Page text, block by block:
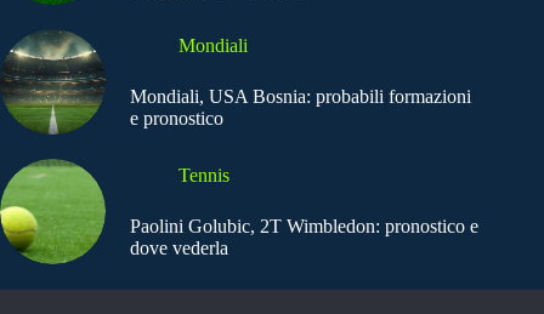
Mondiali
Mondiali, USA Bosnia: probabili formazioni
e pronostico
Tennis
Paolini Golubic, 2T Wimbledon: pronostico e
dove vederla